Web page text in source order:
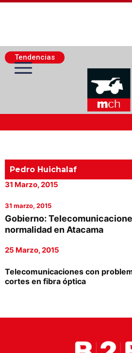
Tendencias
Actualidad Minera
Minería Superficie
Proveedores
Canal Digital
Columnas de Opinión
Designaciones
Pedro Huichalaf
31 Marzo, 2015
31 marzo, 2015
Gobierno:
normalidad en Atacama
25 Marzo, 2015
Telecomunicaciones con
cortes en fibra óptica